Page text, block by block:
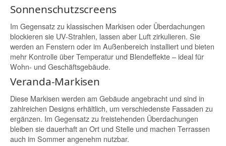
Sonnenschutzscreens
Im Gegensatz zu klassischen Markisen oder Überdachungen
blockieren sie UV-Strahlen, lassen aber Luft zirkulieren. Sie
werden an Fenstern oder im Außenbereich installiert und bieten
mehr Kontrolle über Temperatur und Blendeffekte – ideal für
Wohn- und Geschäftsgebäude.
Veranda-Markisen
Diese Markisen werden am Gebäude angebracht und sind in
zahlreichen Designs erhältlich, um verschiedenste Fassaden zu
ergänzen. Im Gegensatz zu freistehenden Überdachungen
bleiben sie dauerhaft an Ort und Stelle und machen Terrassen
auch im Sommer angenehm nutzbar.